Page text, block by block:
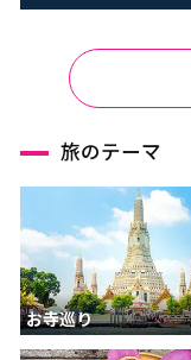
旅のテーマ
お寺巡り